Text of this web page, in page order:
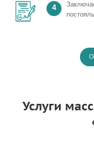
4
Услуги